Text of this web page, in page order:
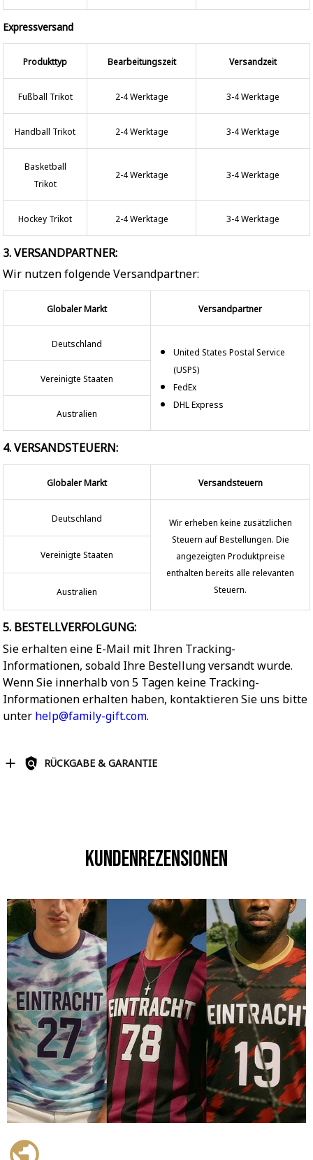
Expressversand
Produkttyp Bearbeitungszeit Versandzeit
Fußball Trikot 2-4 Werktage 3-4 Werktage
Handball Trikot 2-4 Werktage 3-4 Werktage
Basketball
Trikot
2-4 Werktage 3-4 Werktage
Hockey Trikot 2-4 Werktage 3-4 Werktage
3. VERSANDPARTNER:
Wir nutzen folgende Versandpartner:
Globaler Markt Versandpartner
Deutschland
United States Postal Service
(USPS)
FedEx
DHL Express
Vereinigte Staaten
Australien
4. VERSANDSTEUERN:
Globaler Markt Versandsteuern
Deutschland
Wir erheben keine zusätzlichen
Steuern auf Bestellungen. Die
angezeigten Produktpreise
enthalten bereits alle relevanten
Steuern.
Vereinigte Staaten
Australien
5. BESTELLVERFOLGUNG:
Sie erhalten eine E-Mail mit Ihren Tracking-
Informationen, sobald Ihre Bestellung versandt wurde.
Wenn Sie innerhalb von 5 Tagen keine Tracking-
Informationen erhalten haben, kontaktieren Sie uns bitte
unter help@family-gift.com.
RÜCKGABE & GARANTIE
Kundenrezensionen